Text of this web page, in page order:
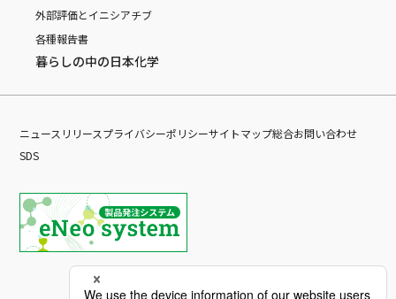
外部評価とイニシアチブ
各種報告書
暮らしの中の日本化学
ニュースリリースプライバシーポリシーサイトマップ総合お問い合わせ
SDS